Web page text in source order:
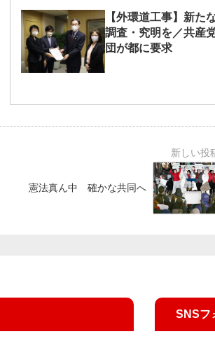
【外環道工事】新た
調査・究明を／共産
団が都に要求
憲法真ん中 確かな共同へ
SNSフ